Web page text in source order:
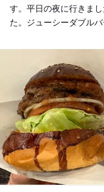
す。平日の夜に行きま
た。ジューシーダブルバ